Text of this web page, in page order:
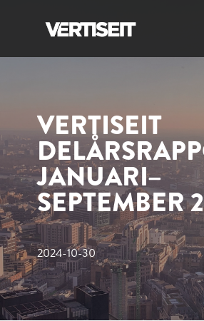
VERTISEIT
JANUARI–
SEPTEMBER
2024-10-30